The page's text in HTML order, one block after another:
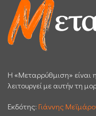
H «Μεταρρύθμιση» είναι
λειτουργεί με αυτήν τη
Εκδότης: Γιάννης